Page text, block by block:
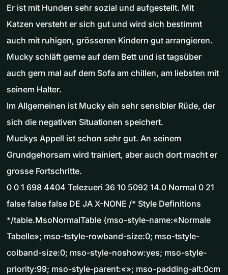
Er ist mit Hunden sehr sozial und aufgestellt. Mit
Katzen versteht er sich gut und wird sich bestimmt
auch mit ruhigen, grösseren Kindern gut arrangieren.
Mucky schläft gerne auf dem Bett und ist tagsüber
auch gern mal auf dem Sofa am chillen, am liebsten mit
seinem Halter.
Im Allgemeinen ist Mucky ein sehr sensibler Rüde, der
sich die negativen Situationen speichert.
Muckys Appell ist schon sehr gut. An seinem
Grundgehorsam wird trainiert, aber auch dort macht er
grosse Fortschritte.
0 0 1 698 4404 Telezueri 36 10 5092 14.0 Normal 0 21
false false false DE JA X-NONE /* Style Definitions
*/table.MsoNormalTable {mso-style-name:«Normale
Tabelle»; mso-tstyle-rowband-size:0; mso-tstyle-
colband-size:0; mso-style-noshow:yes; mso-style-
priority:99; mso-style-parent:«»; mso-padding-alt:0cm